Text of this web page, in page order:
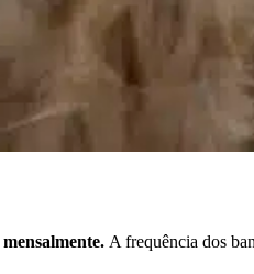
mensalmente. A frequência dos